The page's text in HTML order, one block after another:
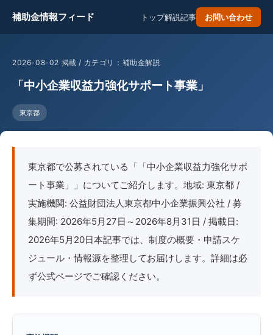
補助金情報フィード トップ解説記事 お問い合わせ
2026-08-02 掲載 / カテゴリ：補助金解説
「中小企業収益力強化サポート事業」
東京都
東京都で公募されている「「中小企業収益力強化サポ
ート事業」」についてご紹介します。地域: 東京都 /
実施機関: 公益財団法人東京都中小企業振興公社 / 募
集期間: 2026年5月27日～2026年8月31日 / 掲載日:
2026年5月20日本記事では、制度の概要・申請スケ
ジュール・情報源を整理してお届けします。詳細は必
ず公式ページでご確認ください。